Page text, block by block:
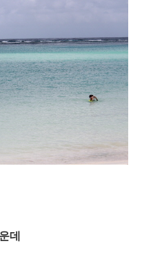
데